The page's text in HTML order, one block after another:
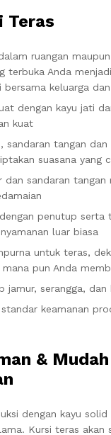
Teras
ruangan
terbuka Anda
bersama keluarga
dengan kayu jati
kuat
sandaran tangan
suasana yang
dan sandaran tangan
penutup serta
luar biasa
untuk teras,
pun Anda
jamur, serangga, dan
keamanan
& Mudah
dengan kayu solid
Kursi teras akan